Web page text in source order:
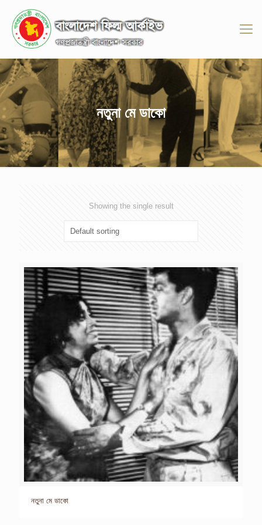
নতুনা মে ডাকো
Showing the single result
নতুনা মে ডাকো